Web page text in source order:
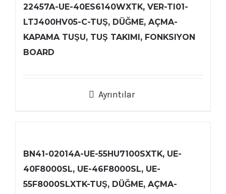
22457A-UE-40ES6140WXTK, VER-TI01-
LTJ400HV05-C-TUŞ, DÜĞME, AÇMA-
KAPAMA TUŞU, TUŞ TAKIMI, FONKSIYON
BOARD
Ayrıntılar
BN41-02014A-UE-55HU7100SXTK, UE-
40F8000SL, UE-46F8000SL, UE-
55F8000SLXTK-TUŞ, DÜĞME, AÇMA-